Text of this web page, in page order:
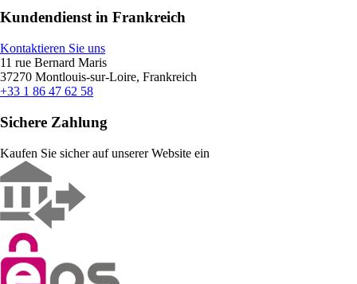
Kundendienst in Frankreich
Kontaktieren Sie uns
11 rue Bernard Maris
37270 Montlouis-sur-Loire, Frankreich
+33 1 86 47 62 58
Sichere Zahlung
Kaufen Sie sicher auf unserer Website ein